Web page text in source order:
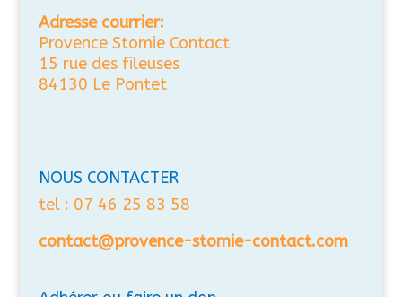
Adresse courrier:
Provence Stomie Contact
15 rue des fileuses
84130 Le Pontet
NOUS CONTACTER
tel : 07 46 25 83 58
contact@provence-stomie-contact.com